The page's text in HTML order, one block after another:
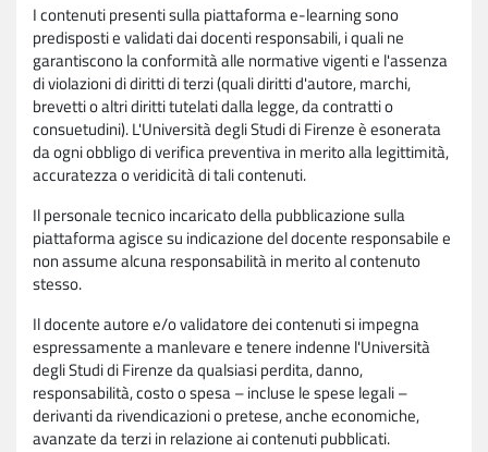
I contenuti presenti sulla piattaforma e-learning sono
predisposti e validati dai docenti responsabili, i quali ne
garantiscono la conformità alle normative vigenti e l'assenza
di violazioni di diritti di terzi (quali diritti d'autore, marchi,
brevetti o altri diritti tutelati dalla legge, da contratti o
consuetudini). L'Università degli Studi di Firenze è esonerata
da ogni obbligo di verifica preventiva in merito alla legittimità,
accuratezza o veridicità di tali contenuti.
Il personale tecnico incaricato della pubblicazione sulla
piattaforma agisce su indicazione del docente responsabile e
non assume alcuna responsabilità in merito al contenuto
stesso.
Il docente autore e/o validatore dei contenuti si impegna
espressamente a manlevare e tenere indenne l'Università
degli Studi di Firenze da qualsiasi perdita, danno,
responsabilità, costo o spesa – incluse le spese legali –
derivanti da rivendicazioni o pretese, anche economiche,
avanzate da terzi in relazione ai contenuti pubblicati.